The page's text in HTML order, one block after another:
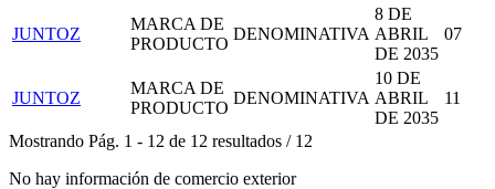
JUNTOZ
MARCA DE
PRODUCTO
DENOMINATIVA
8 DE
ABRIL
DE 2035
07
JUNTOZ
MARCA DE
PRODUCTO
DENOMINATIVA
10 DE
ABRIL
DE 2035
11
Mostrando Pág. 1 - 12 de 12 resultados / 12
No hay información de comercio exterior